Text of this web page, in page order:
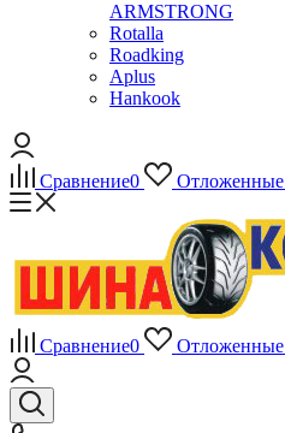
ARMSTRONG
Rotalla
Roadking
Aplus
Hankook
Сравнение0 Отложенные
Сравнение0 Отложенные